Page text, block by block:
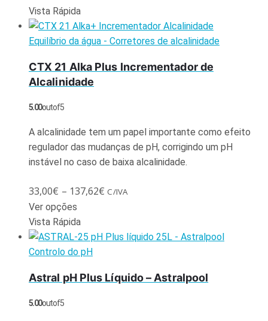
Vista Rápida
Equilíbrio da água - Corretores de alcalinidade
CTX 21 Alka Plus Incrementador de
Alcalinidade
5.00out of 5
A alcalinidade tem um papel importante como efeito
regulador das mudanças de pH, corrigindo um pH
instável no caso de baixa alcalinidade.
33,00€ – 137,62€ C/IVA
Ver opções
Vista Rápida
Controlo do pH
Astral pH Plus Líquido – Astralpool
5.00out of 5